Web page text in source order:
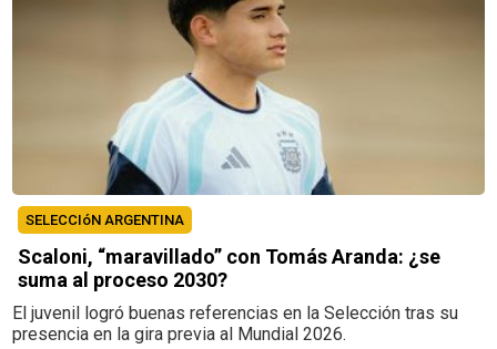
SELECCIóN ARGENTINA
Scaloni, “maravillado” con Tomás Aranda: ¿se
suma al proceso 2030?
El juvenil logró buenas referencias en la Selección tras su
presencia en la gira previa al Mundial 2026.